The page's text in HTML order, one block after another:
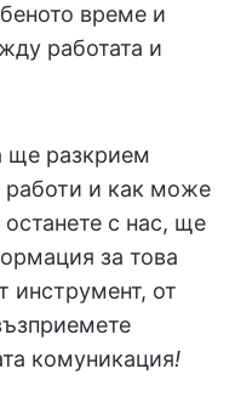
време и
работата и
ще разкрием
работи и как може
с нас, ще
за това
инструмент, от
комуникация!